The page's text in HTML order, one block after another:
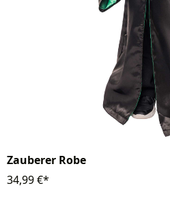
Zauberer Robe
34,99 €*